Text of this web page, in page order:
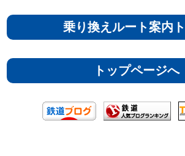
乗り換えルート案内
トップページへ